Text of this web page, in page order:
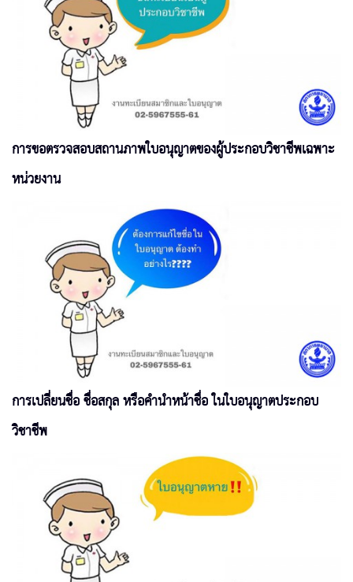
การขอตรวจสอบสถานภาพใบอนุญาตของผู้ประกอบวิชาชีพเฉพาะ
หน่วยงาน
การเปลี่ยนชื่อ ชื่อสกุล หรือคำนำหน้าชื่อ ในใบอนุญาตประกอบ
วิชาชีพ